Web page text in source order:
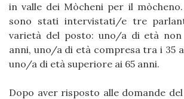
in valle dei Mòcheni per il
sono stati intervistati/e tre
varietà del posto: uno/a di età
anni, uno/a di età compresa tra i 35
uno/a di età superiore ai 65 anni.
Dopo aver risposto alle domande